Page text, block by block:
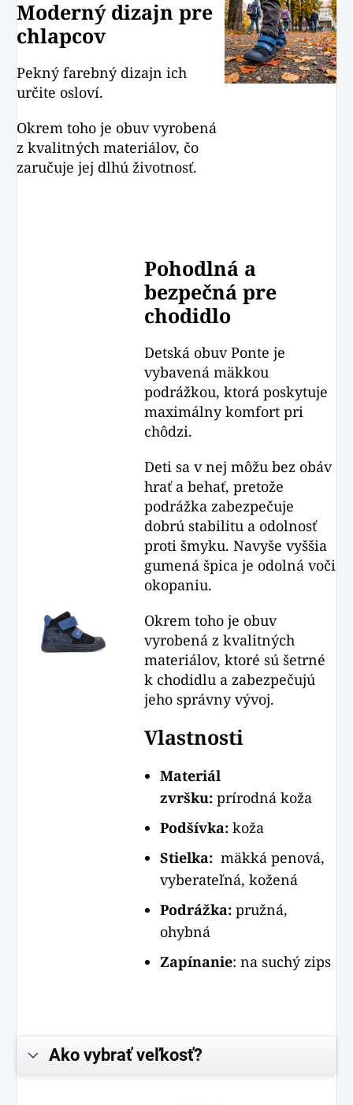
Moderný dizajn pre
chlapcov
Pekný farebný dizajn ich
určite osloví.
Okrem toho je obuv vyrobená
z kvalitných materiálov, čo
zaručuje jej dlhú životnosť.
Pohodlná a
bezpečná pre
chodidlo
Detská obuv Ponte je
vybavená mäkkou
podrážkou, ktorá poskytuje
maximálny komfort pri
chôdzi.
Deti sa v nej môžu bez obáv
hrať a behať, pretože
podrážka zabezpečuje
dobrú stabilitu a odolnosť
proti šmyku. Navyše vyššia
gumená špica je odolná voči
okopaniu.
Okrem toho je obuv
vyrobená z kvalitných
materiálov, ktoré sú šetrné
k chodidlu a zabezpečujú
jeho správny vývoj.
Vlastnosti
Materiál
zvršku:prírodná koža
Podšívka:koža
Stielka:mäkká penová,
vyberateľná, kožená
Podrážka:pružná,
ohybná
Zapínanie: na suchý zips
Ako vybrať veľkosť?